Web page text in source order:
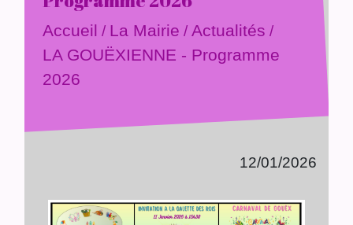
Accueil / La Mairie / Actualités /
LA GOUËXIENNE - Programme
2026
12/01/2026